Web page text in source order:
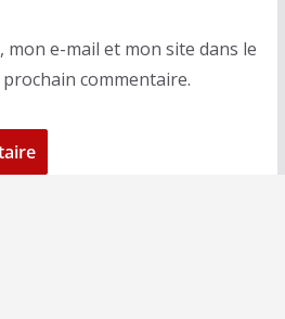
e-mail et mon site dans le
commentaire.